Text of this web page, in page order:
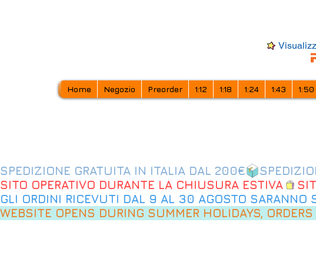
Home Negozio Preorder 1:12 1:18 1:24 1:43 1:50
SPEDIZIONE GRATUITA IN ITALIA DAL 200€
SITO OPERATIVO DURANTE LA CHIUSURA ESTIVA
GLI ORDINI RICEVUTI DAL 9 AL 30 AGOSTO SARANNO
WEBSITE OPENS DURING SUMMER HOLIDAYS,